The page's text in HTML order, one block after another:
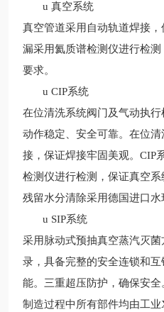
u 真空系统
真空管道采用自动轨道焊接
漏采用氦质谱检测仪进行检
要求。
u CIP系统
在位清洗系统阀门及气动执
动作稳定、安全可靠。在位
接，保证焊接牢固美观。CIP
检测仪进行检测，保证真空
残留水分清除采用德国进口水
u SIP系统
采用脉动式预抽真空蒸汽灭
录，具备完整的安全连锁和
能。三重超压防护，确保安全
制造过程中所有部件均由工